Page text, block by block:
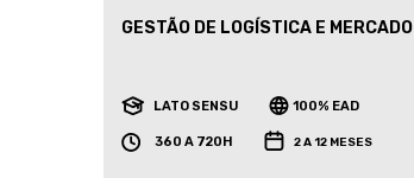
GESTÃO DE LOGÍSTICA E MERCADO
LATO SENSU 100% EAD
360 A 720H 2 A 12 MESES